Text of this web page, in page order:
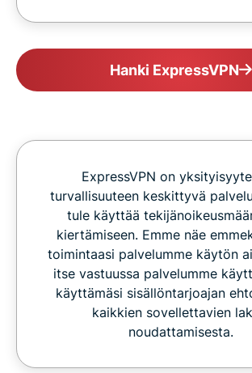
Hanki ExpressVPN
ExpressVPN on
turvallisuuteen keskittyvä
tule käyttää
kiertämiseen. Emme näe
toimintaasi palvelumme käytön
itse vastuussa palvelumme
käyttämäsi sisällöntarjoajan
kaikkien sovellettavien
noudattamisesta.